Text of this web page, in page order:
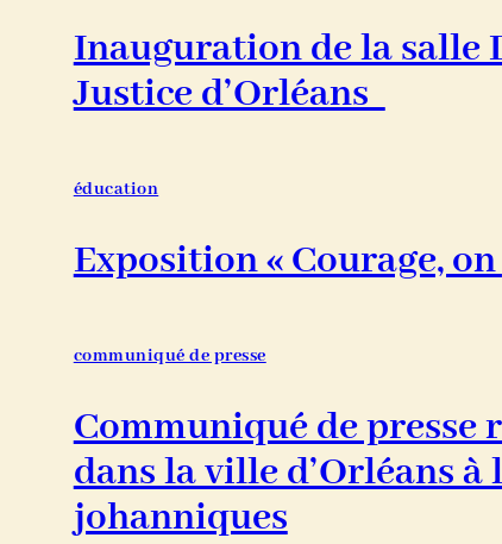
Inauguration de la salle
Justice d’Orléans
éducation
Exposition « Courage, on
communiqué de presse
Communiqué de presse
dans la ville d’Orléans à
johanniques